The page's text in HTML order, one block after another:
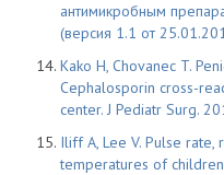
антимикробным
(версия 1.1 от
Kako H, Chovanec T.
Cephalosporin cross-
center. J Pediatr Surg.
Iliff A, Lee V. Pulse
temperatures of